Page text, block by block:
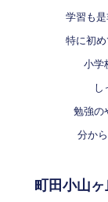
学習も
特に初
小学
し
勉強の
分か
町田小山